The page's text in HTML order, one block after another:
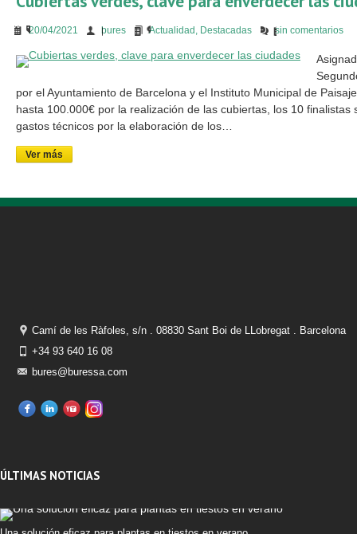
20/04/2021 bures Actualidad , Destacadas sin comentarios
por el Ayuntamiento de Barcelona y el Instituto Municipal de
hasta 100.000€ por la realización de las cubiertas, los 10
gastos técnicos por la elaboración de los…
Ver más
Camí de les Ràfoles, s/n . 08830 Sant Boi de LLobregat . Barcelona
+34 93 640 16 08
bures@buressa.com
ÚLTIMAS NOTICIAS